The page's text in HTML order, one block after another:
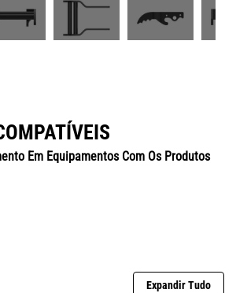
Em Equipamentos Com Os Produtos
Expandir Tudo